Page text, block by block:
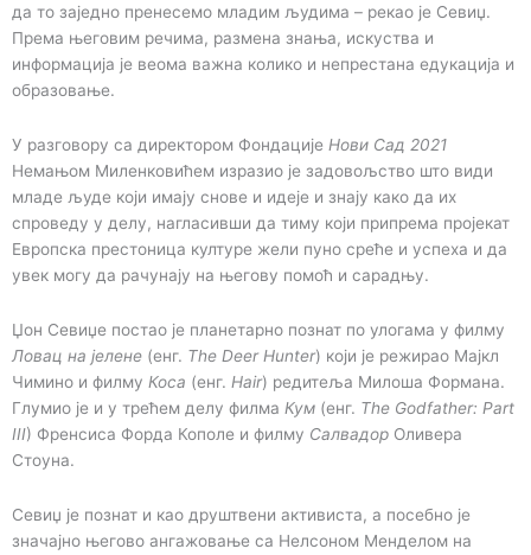
да то заједно пренесемо младим људима – рекао је Севиџ.
Према његовим речима, размена знања, искуства и
информација је веома важна колико и непрестана едукација и
образовање.
У разговору са директором Фондације Нови Сад 2021
Немањом Миленковићем изразио је задовољство што види
младе људе који имају снове и идеје и знају како да их
спроведу у делу, нагласивши да тиму који припрема пројекат
Европска престоница културе жели пуно среће и успеха и да
увек могу да рачунају на његову помоћ и сарадњу.
Џон Севиџе постао је планетарно познат по улогама у филму
Ловац на јелене (енг. The Deer Hunter) који је режирао Мајкл
Чимино и филму Коса (енг. Hair) редитеља Милоша Формана.
Глумио је и у трећем делу филма Кум (енг. The Godfather: Part
III) Френсиса Форда Кополе и филму Салвадор Оливера
Стоуна.
Севиџ је познат и као друштвени активиста, а посебно је
значајно његово ангажовање са Нелсоном Менделом на